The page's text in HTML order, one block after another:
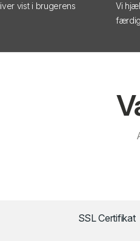
vist i brugerens
Vi
SSL Certifikat